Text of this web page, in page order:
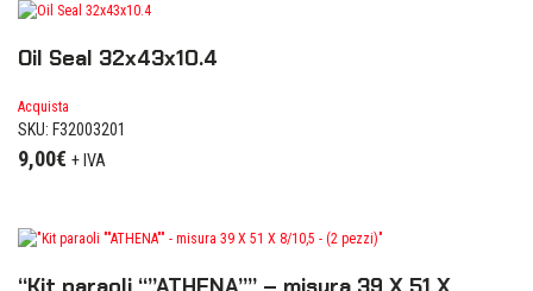
Oil Seal 32x43x10.4
Acquista
SKU: F32003201
9,00€ + IVA